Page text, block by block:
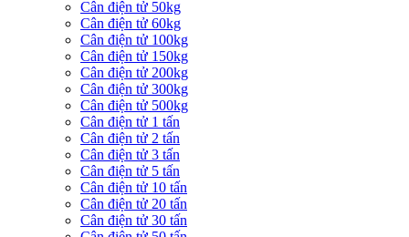
Cân điện tử 50kg
Cân điện tử 60kg
Cân điện tử 100kg
Cân điện tử 150kg
Cân điện tử 200kg
Cân điện tử 300kg
Cân điện tử 500kg
Cân điện tử 1 tấn
Cân điện tử 2 tấn
Cân điện tử 3 tấn
Cân điện tử 5 tấn
Cân điện tử 10 tấn
Cân điện tử 20 tấn
Cân điện tử 30 tấn